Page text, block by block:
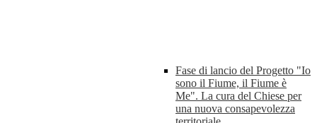
Fase di lancio del Progetto "Io
sono il Fiume, il Fiume è
Me". La cura del Chiese per
una nuova consapevolezza